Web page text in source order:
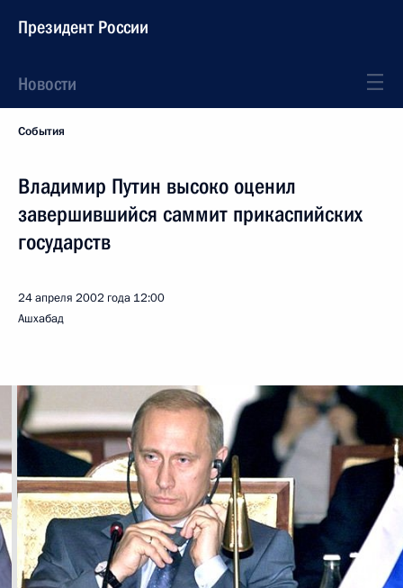
Президент России
Новости
События
Владимир Путин высоко оценил
завершившийся саммит прикаспийских
государств
24 апреля 2002 года 12:00
Ашхабад